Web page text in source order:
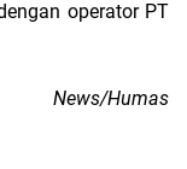
operator PT
Humas